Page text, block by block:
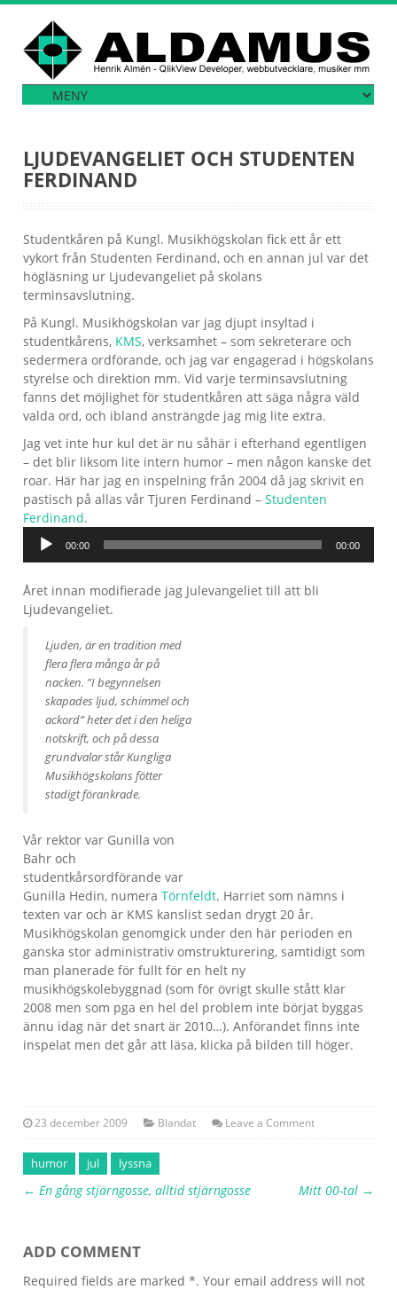
LJUDEVANGELIET OCH STUDENTEN
FERDINAND
Studentkåren på Kungl. Musikhögskolan fick ett år ett
vykort från Studenten Ferdinand, och en annan jul var det
högläsning ur Ljudevangeliet på skolans
terminsavslutning.
På Kungl. Musikhögskolan var jag djupt insyltad i
studentkårens, KMS, verksamhet – som sekreterare och
sedermera ordförande, och jag var engagerad i högskolans
styrelse och direktion mm. Vid varje terminsavslutning
fanns det möjlighet för studentkåren att säga några väld
valda ord, och ibland ansträngde jag mig lite extra.
Jag vet inte hur kul det är nu såhär i efterhand egentligen
– det blir liksom lite intern humor – men någon kanske det
roar. Här har jag en inspelning från 2004 då jag skrivit en
pastisch på allas vår Tjuren Ferdinand – Studenten
Ferdinand.Ljudspelare
00:00 00:00
Året innan modifierade jag Julevangeliet till att bli
Ljudevangeliet.
Ljuden, är en tradition med
flera flera många år på
nacken. ”I begynnelsen
skapades ljud, schimmel och
ackord” heter det i den heliga
notskrift, och på dessa
grundvalar står Kungliga
Musikhögskolans fötter
stadigt förankrade.
Vår rektor var Gunilla von
Bahr och
studentkårsordförande var
Gunilla Hedin, numera Törnfeldt. Harriet som nämns i
texten var och är KMS kanslist sedan drygt 20 år.
Musikhögskolan genomgick under den här perioden en
ganska stor administrativ omstrukturering, samtidigt som
man planerade för fullt för en helt ny
musikhögskolebyggnad (som för övrigt skulle stått klar
2008 men som pga en hel del problem inte börjat byggas
ännu idag när det snart är 2010…). Anförandet finns inte
inspelat men det går att läsa, klicka på bilden till höger.
23 december 2009 Blandat Leave a Comment
humor jul lyssna
← En gång stjärngosse, alltid stjärngosse Mitt 00-tal →
ADD COMMENT
Required fields are marked *. Your email address will not